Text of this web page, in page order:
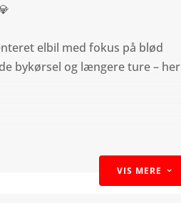
elbil med fokus på blød
bykørsel og længere ture – her
VIS MERE 3